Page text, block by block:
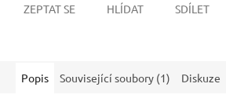
ZEPTAT SE HLÍDAT SDÍLET
Popis Související soubory (1) Diskuze